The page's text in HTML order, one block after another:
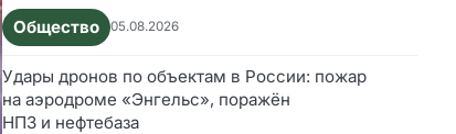
Общество
05.08.2026
Удары дронов по объектам в России: пожар
на аэродроме «Энгельс», поражён
НПЗ и нефтебаза